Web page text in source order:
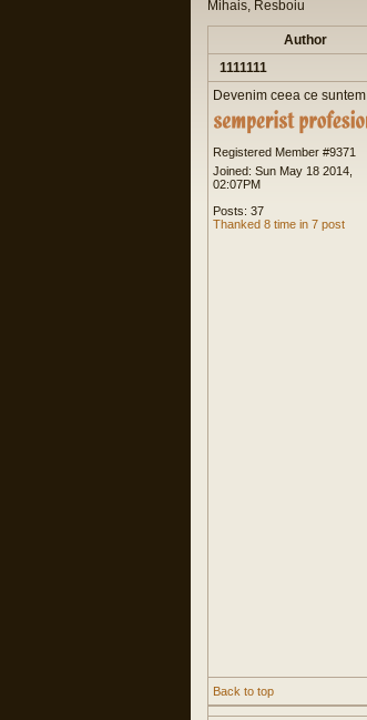
Mihais, Resboiu
Author
1111111
Devenim ceea ce suntem
Registered Member #9371
Joined: Sun May 18 2014,
02:07PM
Posts: 37
Thanked 8 time in 7 post
Back to top